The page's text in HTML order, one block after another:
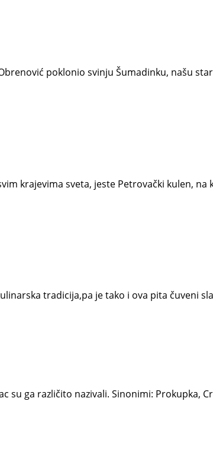
poklonio svinju Šumadinku, našu
krajevima sveta, jeste Petrovački kulen,
tradicija,pa je tako i ova pita čuveni
ga različito nazivali. Sinonimi: Prokupka,